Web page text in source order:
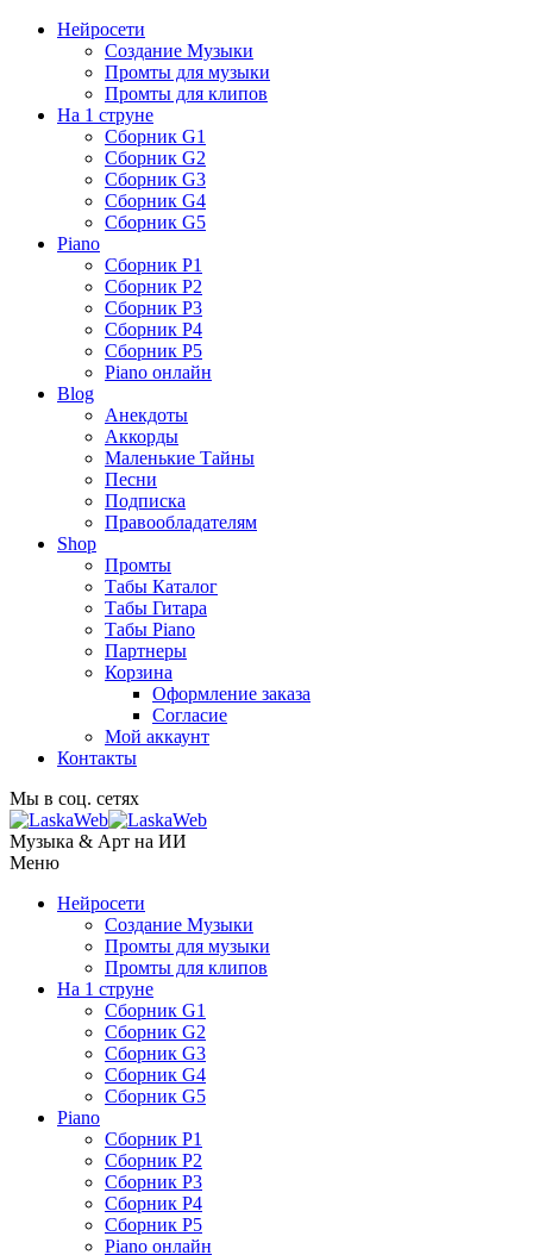
Нейросети
Создание Музыки
Промты для музыки
Промты для клипов
На 1 струне
Сборник G1
Сборник G2
Сборник G3
Сборник G4
Сборник G5
Piano
Сборник P1
Сборник P2
Сборник P3
Сборник P4
Сборник P5
Piano онлайн
Blog
Анекдоты
Аккорды
Маленькие Тайны
Песни
Подписка
Правообладателям
Shop
Промты
Табы Каталог
Табы Гитара
Табы Piano
Партнеры
Корзина
Оформление заказа
Согласие
Мой аккаунт
Контакты
Мы в соц. сетях
Музыка & Арт на ИИ
Меню
Нейросети
Создание Музыки
Промты для музыки
Промты для клипов
На 1 струне
Сборник G1
Сборник G2
Сборник G3
Сборник G4
Сборник G5
Piano
Сборник P1
Сборник P2
Сборник P3
Сборник P4
Сборник P5
Piano онлайн